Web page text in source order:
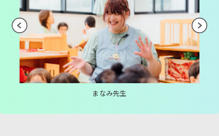
まなみ先生